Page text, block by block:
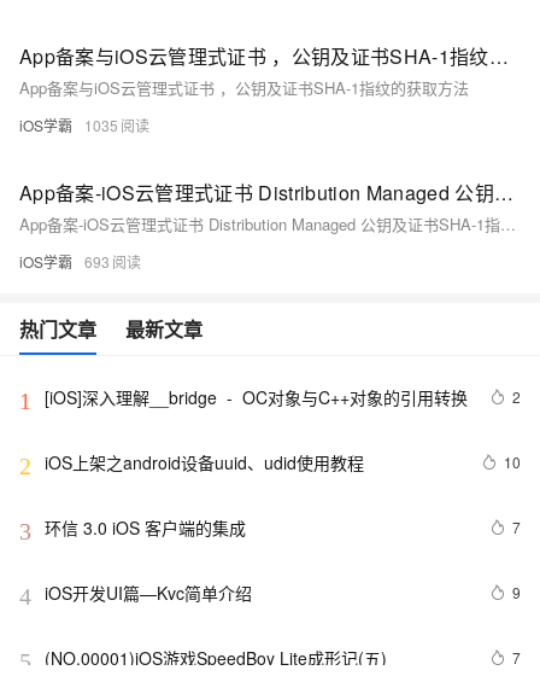
App备案与iOS云管理式证书 ，公钥及证书SHA-1指纹的获取方法
App备案与iOS云管理式证书 ，公钥及证书SHA-1指纹的获取方法
iOS学霸 1035
App备案-iOS云管理式证书 Distribution Managed 公钥及证书SHA-1指纹的获取方法
App备案-iOS云管理式证书 Distribution Managed 公钥及证书SHA-1指纹的获取方法
iOS学霸 693
热门文章 最新文章
1 [iOS]深入理解__bridge  -  OC对象与C++对象的引用转换 2
2 iOS上架之android设备uuid、udid使用教程 10
3 环信 3.0 iOS 客户端的集成 7
4 iOS开发UI篇—Kvc简单介绍 9
5 (NO.00001)iOS游戏SpeedBoy Lite成形记(五) 7